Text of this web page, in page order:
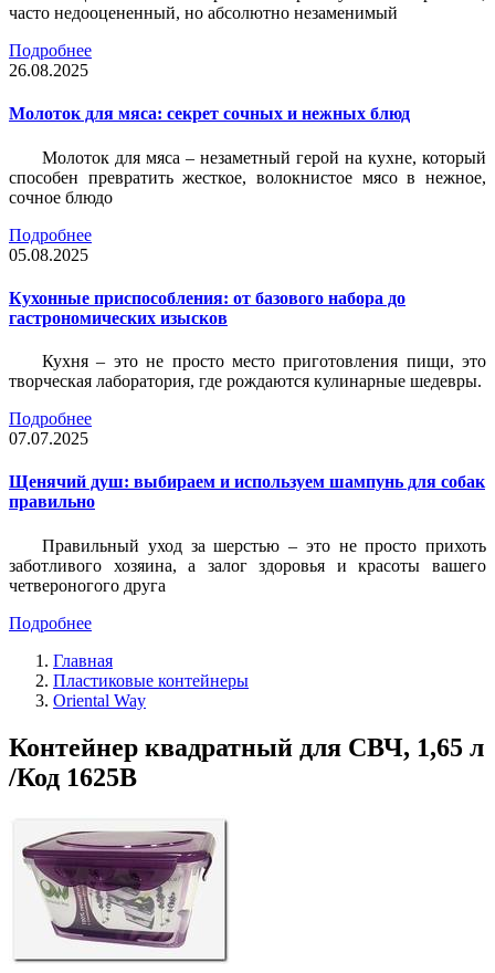
часто недооцененный, но абсолютно незаменимый
Подробнее
26.08.2025
Молоток для мяса: секрет сочных и нежных блюд
Молоток для мяса – незаметный герой на кухне, который
способен превратить жесткое, волокнистое мясо в нежное,
сочное блюдо
Подробнее
05.08.2025
Кухонные приспособления: от базового набора до
гастрономических изысков
Кухня – это не просто место приготовления пищи, это
творческая лаборатория, где рождаются кулинарные шедевры.
Подробнее
07.07.2025
Щенячий душ: выбираем и используем шампунь для собак
правильно
Правильный уход за шерстью – это не просто прихоть
заботливого хозяина, а залог здоровья и красоты вашего
четвероногого друга
Подробнее
Главная
Пластиковые контейнеры
Oriental Way
Контейнер квадратный для СВЧ, 1,65 л
/Код 1625В